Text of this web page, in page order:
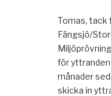
Tomas, tack
Fängsjö/
för
månader
skicka in